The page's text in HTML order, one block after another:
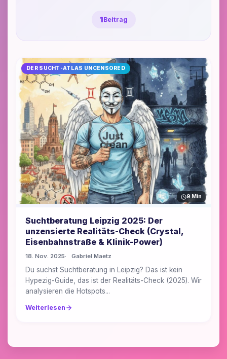
1Beitrag
DER SUCHT-ATLAS UNCENSORED
9 Min
Suchtberatung Leipzig 2025: Der
unzensierte Realitäts-Check (Crystal,
Eisenbahnstraße & Klinik-Power)
18. Nov. 2025 Gabriel Maetz
Du suchst Suchtberatung in Leipzig? Das ist kein
Hypezig-Guide, das ist der Realitäts-Check (2025). Wir
analysieren die Hotspots...
Weiterlesen